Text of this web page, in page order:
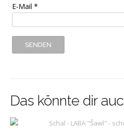
E-Mail*
Das könnte dir